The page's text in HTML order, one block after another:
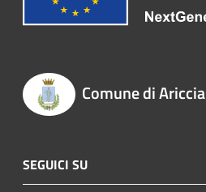
Comune di Ariccia
SEGUICI SU